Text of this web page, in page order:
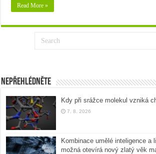
Read More »
Nepřehlédněte
Kdy při srážce molekul vzniká
7. 8. 2026
Kombinace umělé inteligence a
možná otevírá nový zlatý věk